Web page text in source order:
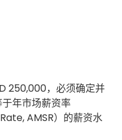
250,000，必须确定并
年市场薪资率
AMSR）的薪资水